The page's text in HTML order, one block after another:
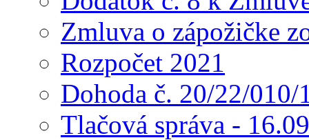
Zmluva o zápožičke
Rozpočet 2021
Dohoda č. 20/22/
Tlačová správa -